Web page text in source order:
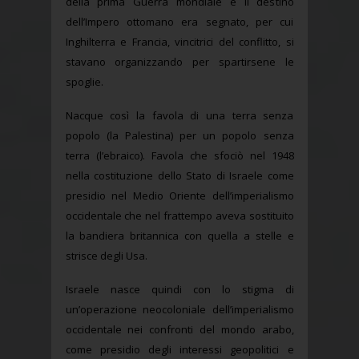
dell’Impero ottomano era segnato, per cui
Inghilterra e Francia, vincitrici del conflitto, si
stavano organizzando per spartirsene le
spoglie.
Nacque così la favola di una terra senza
popolo (la Palestina) per un popolo senza
terra (l’ebraico). Favola che sfociò nel 1948
nella costituzione dello Stato di Israele come
presidio nel Medio Oriente dell’imperialismo
occidentale che nel frattempo aveva sostituito
la bandiera britannica con quella a stelle e
strisce degli Usa.
Israele nasce quindi con lo stigma di
un’operazione neocoloniale dell’imperialismo
occidentale nei confronti del mondo arabo,
come presidio degli interessi geopolitici e